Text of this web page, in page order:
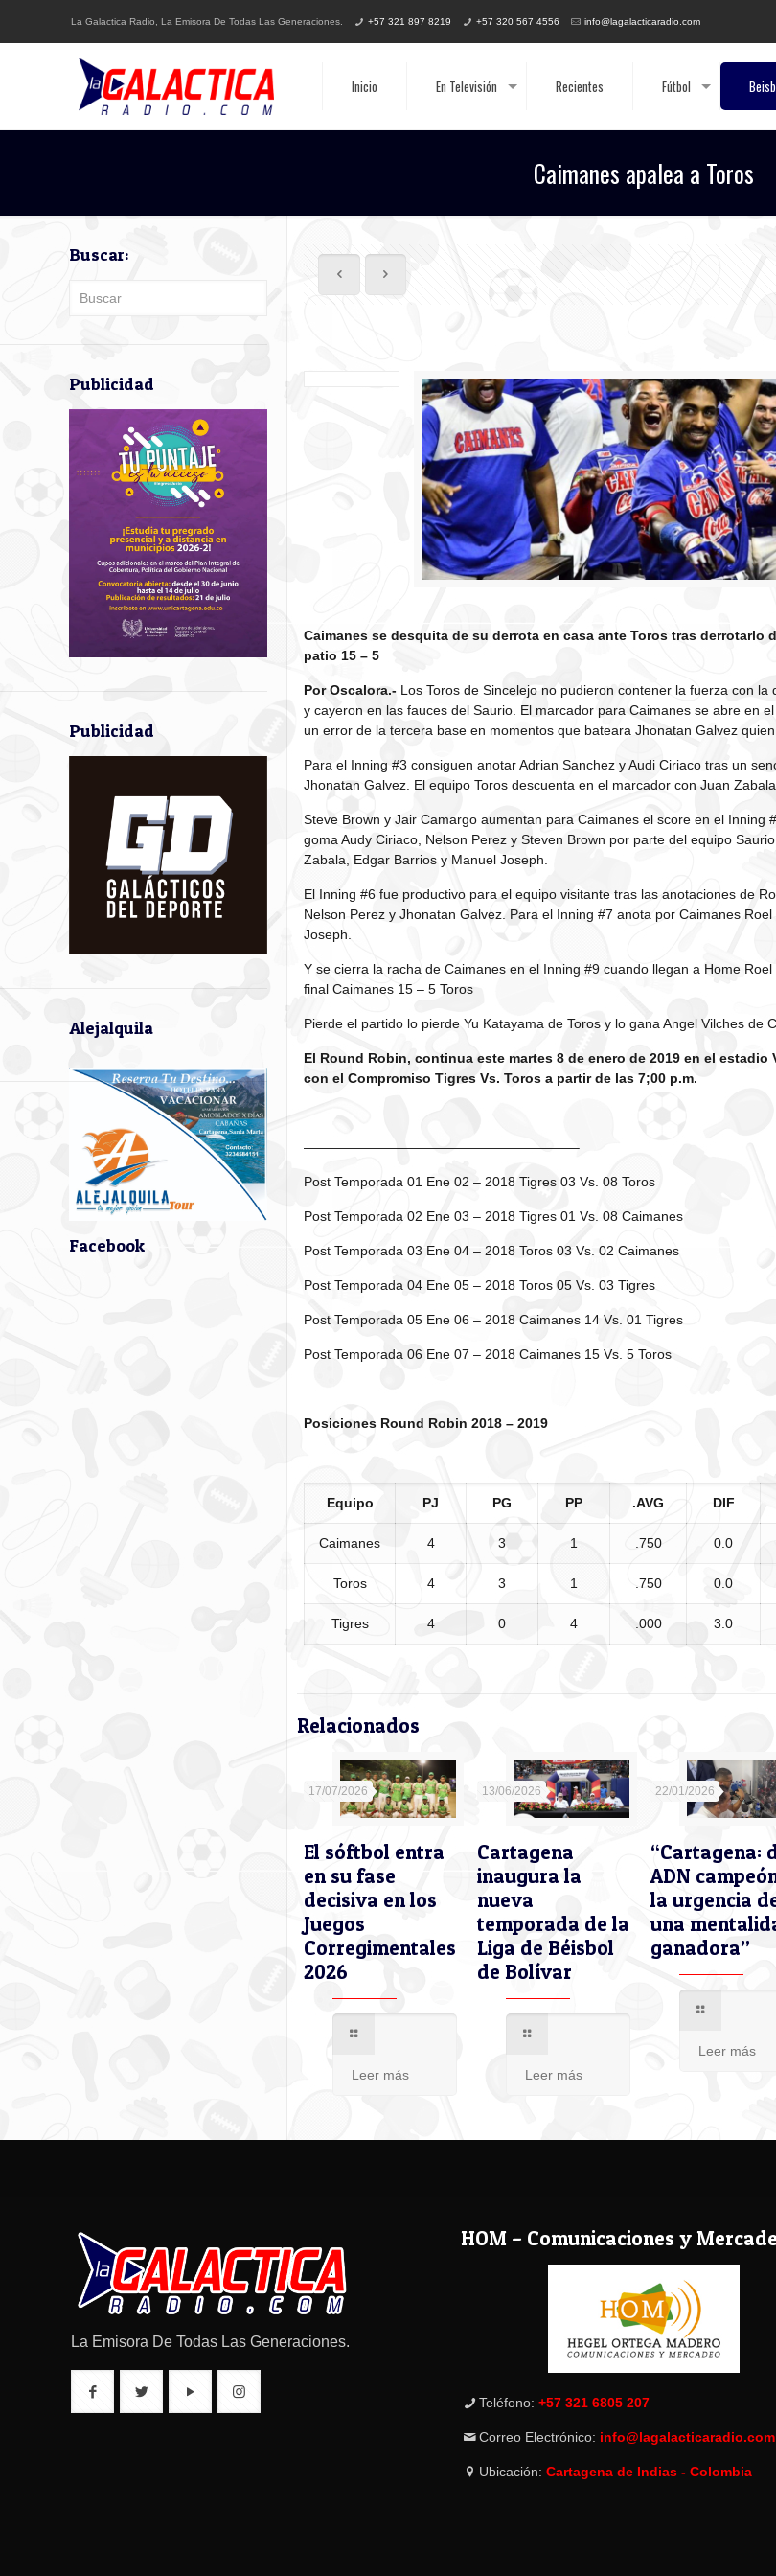
La Galactica Radio, La Emisora De Todas Las Generaciones. +57 321 897 8219 +57 320 567 4556 info@lagalacticaradio.com
Inicio En Televisión Recientes Fútbol
Caimanes apalea a Toros
Caimanes se desquita de su derrota en casa ante Toros tras derrotarlo
patio 15 – 5
Por Oscalora.- Los Toros de Sincelejo no pudieron contener la fuerza con
y cayeron en las fauces del Saurio. El marcador para Caimanes se abre en
un error de la tercera base en momentos que bateara Jhonatan Galvez
Para el Inning #3 consiguen anotar Adrian Sanchez y Audi Ciriaco tras un
Jhonatan Galvez. El equipo Toros descuenta en el marcador con Juan
Steve Brown y Jair Camargo aumentan para Caimanes el score en el Inning
goma Audy Ciriaco, Nelson Perez y Steven Brown por parte del equipo
Zabala, Edgar Barrios y Manuel Joseph.
El Inning #6 fue productivo para el equipo visitante tras las anotaciones de
Nelson Perez y Jhonatan Galvez. Para el Inning #7 anota por Caimanes
Joseph.
Y se cierra la racha de Caimanes en el Inning #9 cuando llegan a Home
final Caimanes 15 – 5 Toros
Pierde el partido lo pierde Yu Katayama de Toros y lo gana Angel Vilches de
El Round Robin, continua este martes 8 de enero de 2019 en el estadio
con el Compromiso Tigres Vs. Toros a partir de las 7;00 p.m.
————————————————————–
Post Temporada 01 Ene 02 – 2018 Tigres 03 Vs. 08 Toros
Post Temporada 02 Ene 03 – 2018 Tigres 01 Vs. 08 Caimanes
Post Temporada 03 Ene 04 – 2018 Toros 03 Vs. 02 Caimanes
Post Temporada 04 Ene 05 – 2018 Toros 05 Vs. 03 Tigres
Post Temporada 05 Ene 06 – 2018 Caimanes 14 Vs. 01 Tigres
Post Temporada 06 Ene 07 – 2018 Caimanes 15 Vs. 5 Toros
Posiciones Round Robin 2018 – 2019
Equipo PJ PG PP .AVG DIF
Caimanes 4 3 1 .750 0.0
Toros 4 3 1 .750 0.0
Tigres 4 0 4 .000 3.0
Relacionados
17/07/2026
El sóftbol entra
en su fase
decisiva en los
Juegos
Corregimentales
2026
Leer más
13/06/2026
Cartagena
inaugura la
nueva
temporada de la
Liga de Béisbol
de Bolívar
Leer más
22/01/2026
“Cartagena:
ADN
la urgencia
una
ganadora”
Leer más
Buscar:
Publicidad
Publicidad
Alejalquila
Facebook
La Emisora De Todas Las Generaciones.
HOM – Comunicaciones y
Teléfono:+57 321 6805 207
Correo Electrónico: info@lagalacticaradio.com
Ubicación:Cartagena de Indias - Colombia